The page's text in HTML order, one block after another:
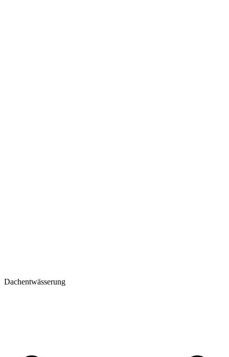
Dachentwässerung